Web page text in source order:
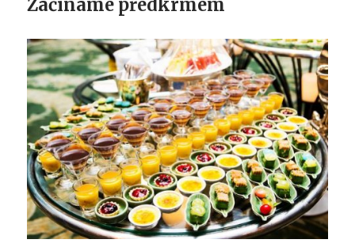
Začínáme předkrmem